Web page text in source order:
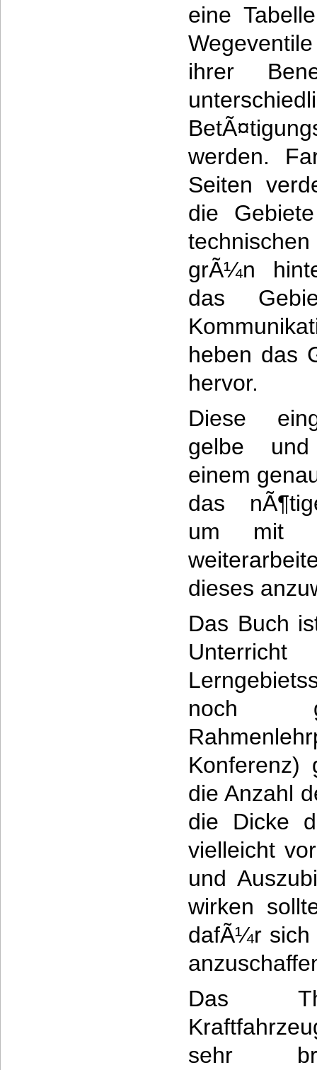
eine
ihrer
werden.
Seiten
die
grÃ¼n
das
heben das
hervor.
Diese
gelbe
einem
das
um mit
dieses
Das Buch
noch
Konferenz)
die Anzahl
die Dicke
vielleicht
und
wirken
dafÃ¼r sich
Das
sehr